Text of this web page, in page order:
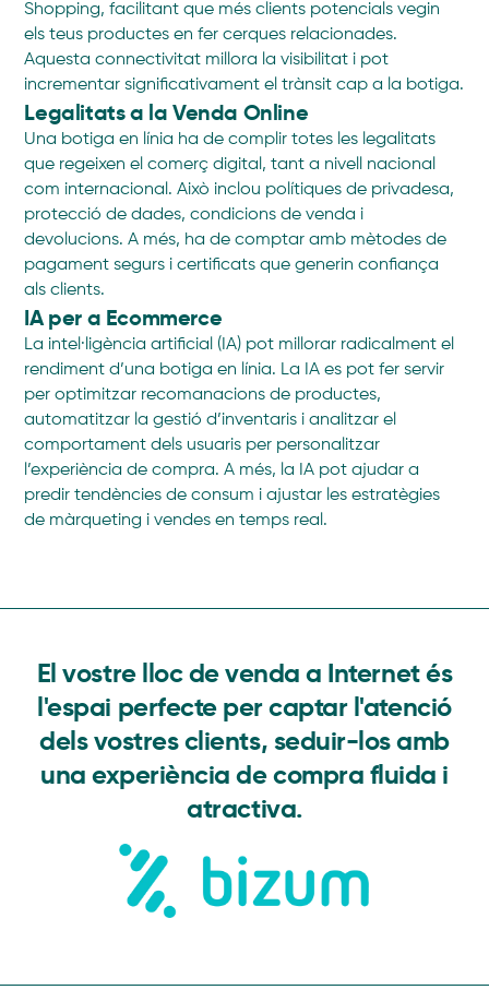
Shopping, facilitant que més clients potencials vegin
els teus productes en fer cerques relacionades.
Aquesta connectivitat millora la visibilitat i pot
incrementar significativament el trànsit cap a la botiga.
Legalitats a la Venda Online
Una botiga en línia ha de complir totes les legalitats
que regeixen el comerç digital, tant a nivell nacional
com internacional. Això inclou polítiques de privadesa,
protecció de dades, condicions de venda i
devolucions. A més, ha de comptar amb mètodes de
pagament segurs i certificats que generin confiança
als clients.
IA per a Ecommerce
La intel·ligència artificial (IA) pot millorar radicalment el
rendiment d’una botiga en línia. La IA es pot fer servir
per optimitzar recomanacions de productes,
automatitzar la gestió d’inventaris i analitzar el
comportament dels usuaris per personalitzar
l’experiència de compra. A més, la IA pot ajudar a
predir tendències de consum i ajustar les estratègies
de màrqueting i vendes en temps real.
El vostre lloc de venda a Internet és
l'espai perfecte per captar l'atenció
dels vostres clients, seduir-los amb
una experiència de compra fluida i
atractiva.